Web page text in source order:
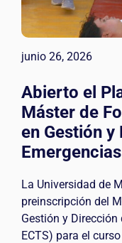
junio 26, 2026
Abierto el
Máster de
en Gestión
La Universidad de
preinscripción del
Gestión y Dirección
ECTS) para el